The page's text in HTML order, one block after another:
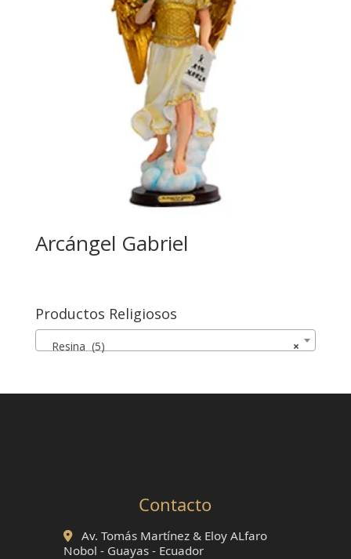
Arcángel Gabriel
Productos Religiosos
×
Resina (5)
Contacto
Av. Tomás Martínez & Eloy ALfaro
Nobol - Guayas - Ecuador